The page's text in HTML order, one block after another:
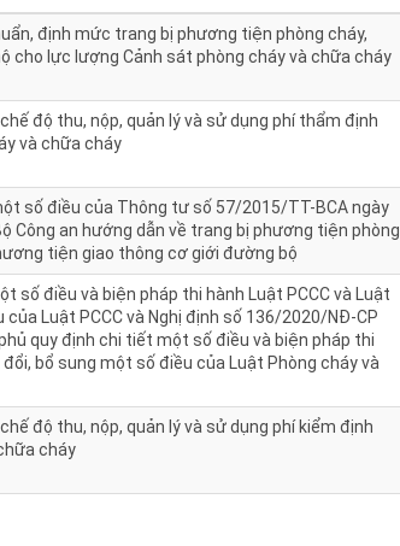
định mức trang bị phương tiện phòng cháy,
cho lực lượng Cảnh sát phòng cháy và chữa cháy
độ thu, nộp, quản lý và sử dụng phí thẩm định
và chữa cháy
số điều của Thông tư số 57/2015/TT-BCA ngày
Công an hướng dẫn về trang bị phương tiện phòng
tiện giao thông cơ giới đường bộ
số điều và biện pháp thi hành Luật PCCC và Luật
Luật PCCC và Nghị định số 136/2020/NĐ-CP
quy định chi tiết một số điều và biện pháp thi
đổi, bổ sung một số điều của Luật Phòng cháy và
độ thu, nộp, quản lý và sử dụng phí kiểm định
cháy